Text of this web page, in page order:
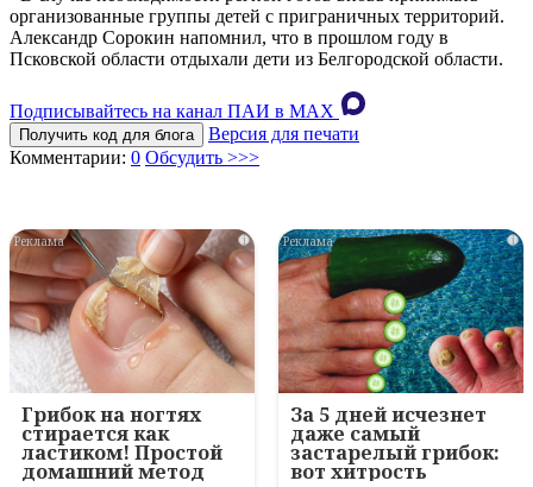
организованные группы детей с приграничных территорий.
Александр Сорокин напомнил, что в прошлом году в
Псковской области отдыхали дети из Белгородской области.
Подписывайтесь на канал ПАИ в MAХ
Получить код для блога
Версия для печати
Комментарии: 0 Обсудить >>>
i
Грибок на ногтях
стирается как
ластиком! Простой
домашний метод
i
За 5 дней исчезнет
даже самый
застарелый грибок:
вот хитрость